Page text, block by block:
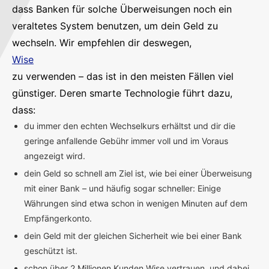
dass Banken für solche Überweisungen noch ein
veraltetes System benutzen, um dein Geld zu
wechseln. Wir empfehlen dir deswegen,
Wise
zu verwenden – das ist in den meisten Fällen viel
günstiger. Deren smarte Technologie führt dazu,
dass:
du immer den echten Wechselkurs erhältst und dir die
geringe anfallende Gebühr immer voll und im Voraus
angezeigt wird.
dein Geld so schnell am Ziel ist, wie bei einer Überweisung
mit einer Bank – und häufig sogar schneller: Einige
Währungen sind etwa schon in wenigen Minuten auf dem
Empfängerkonto.
dein Geld mit der gleichen Sicherheit wie bei einer Bank
geschützt ist.